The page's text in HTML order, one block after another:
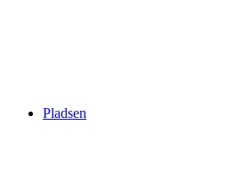
Pladsen